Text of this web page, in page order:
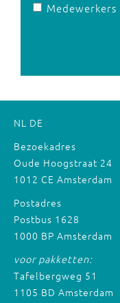
Medewerkers
NL DE
Bezoekadres
Oude Hoogstraat 24
1012 CE Amsterdam
Postadres
Postbus 1628
1000 BP Amsterdam
voor pakketten:
Tafelbergweg 51
1105 BD Amsterdam